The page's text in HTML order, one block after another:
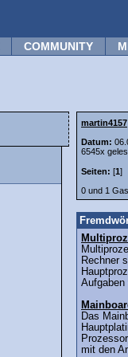
COMMUNITY
martin4157
Datum:
6545x
Seiten: [1]
0 und 1
Rechner
Aufgaben
Das
mit den